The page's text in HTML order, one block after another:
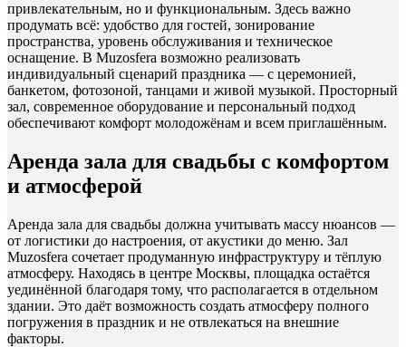
привлекательным, но и функциональным. Здесь важно
продумать всё: удобство для гостей, зонирование
пространства, уровень обслуживания и техническое
оснащение. В Muzosfera возможно реализовать
индивидуальный сценарий праздника — с церемонией,
банкетом, фотозоной, танцами и живой музыкой. Просторный
зал, современное оборудование и персональный подход
обеспечивают комфорт молодожёнам и всем приглашённым.
Аренда зала для свадьбы с комфортом
и атмосферой
Аренда зала для свадьбы должна учитывать массу нюансов —
от логистики до настроения, от акустики до меню. Зал
Muzosfera сочетает продуманную инфраструктуру и тёплую
атмосферу. Находясь в центре Москвы, площадка остаётся
уединённой благодаря тому, что располагается в отдельном
здании. Это даёт возможность создать атмосферу полного
погружения в праздник и не отвлекаться на внешние
факторы.